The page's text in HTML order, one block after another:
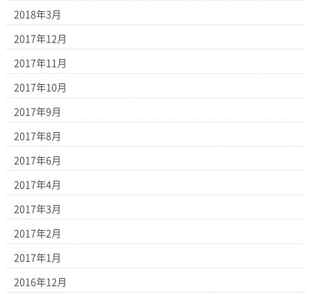
2018年3月
2017年12月
2017年11月
2017年10月
2017年9月
2017年8月
2017年6月
2017年4月
2017年3月
2017年2月
2017年1月
2016年12月